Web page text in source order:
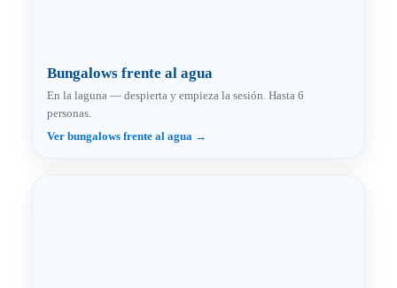
Bungalows frente al agua
En la laguna — despierta y empieza la sesión. Hasta 6
personas.
Ver bungalows frente al agua →